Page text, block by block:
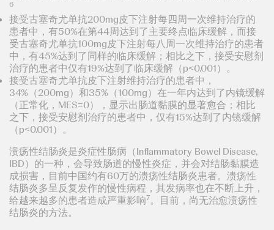
6
接受古塞奇尤单抗200mg皮下注射每四周一次维持治疗的
患者中，有50%在第44周达到了主要终点临床缓解，而接
受古塞奇尤单抗100mg皮下注射每八周一次维持治疗的患者
中，有45%达到了同样的临床缓解；相比之下，接受安慰剂
治疗的患者中仅有19%达到了临床缓解（p<0.001）。
接受古塞奇尤单抗皮下注射维持治疗的患者中，
34%（200mg）和35%（100mg）在一年内达到了内镜缓解
（正常化，MES=0），显示出肠道黏膜的显著愈合；相比
之下，接受安慰剂治疗的患者中，仅有15%达到了内镜缓解
（p<0.001）。
溃疡性结肠炎是炎症性肠病（Inflammatory Bowel Disease,
IBD）的一种，会导致肠道的慢性炎症，并会对结肠黏膜造
成损害，目前中国约有60万的溃疡性结肠炎患者。溃疡性
结肠炎多呈反复发作的慢性病程，其发病率也在不断上升，
给越来越多的患者造成严重影响7。目前，尚无治愈溃疡性
结肠炎的方法。